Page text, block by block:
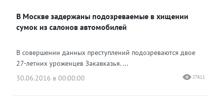
В Москве задержаны подозреваемые в хищении
сумок из салонов автомобилей
В совершении данных преступлений подозреваются двое
27-летних уроженцев Закавказья. ...
30.06.2016 в 00:00:00
27611